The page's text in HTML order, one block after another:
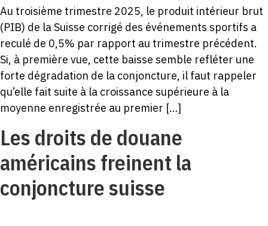
Au troisième trimestre 2025, le produit intérieur brut
(PIB) de la Suisse corrigé des événements sportifs a
reculé de 0,5% par rapport au trimestre précédent.
Si, à première vue, cette baisse semble refléter une
forte dégradation de la conjoncture, il faut rappeler
qu’elle fait suite à la croissance supérieure à la
moyenne enregistrée au premier […]
Les droits de douane
américains freinent la
conjoncture suisse